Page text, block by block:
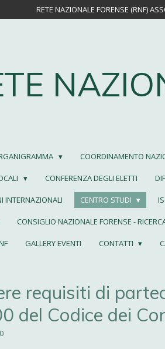
RETE NAZIONALE FORENSE (RNF)
COORDINAMENTO
CONFERENZA DEGLI ELETTI
INTERNAZIONALI CENTRO STUDI
CONSIGLIO NAZIONALE FORENSE -
GALLERY EVENTI CONTATTI
requisiti di
del Codice dei